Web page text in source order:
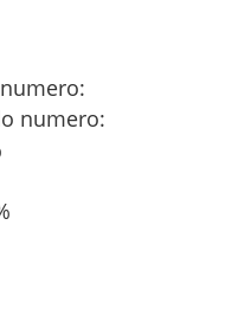
numero: